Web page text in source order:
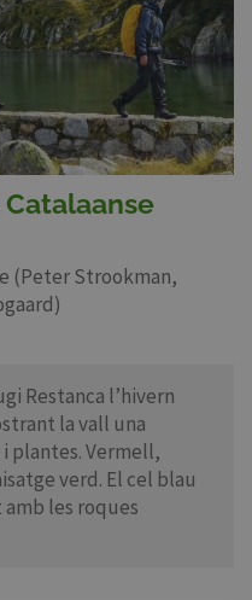
(Peter Strookman,
Restanca l’hivern
la vall una
plantes. Vermell,
verd. El cel blau
les roques